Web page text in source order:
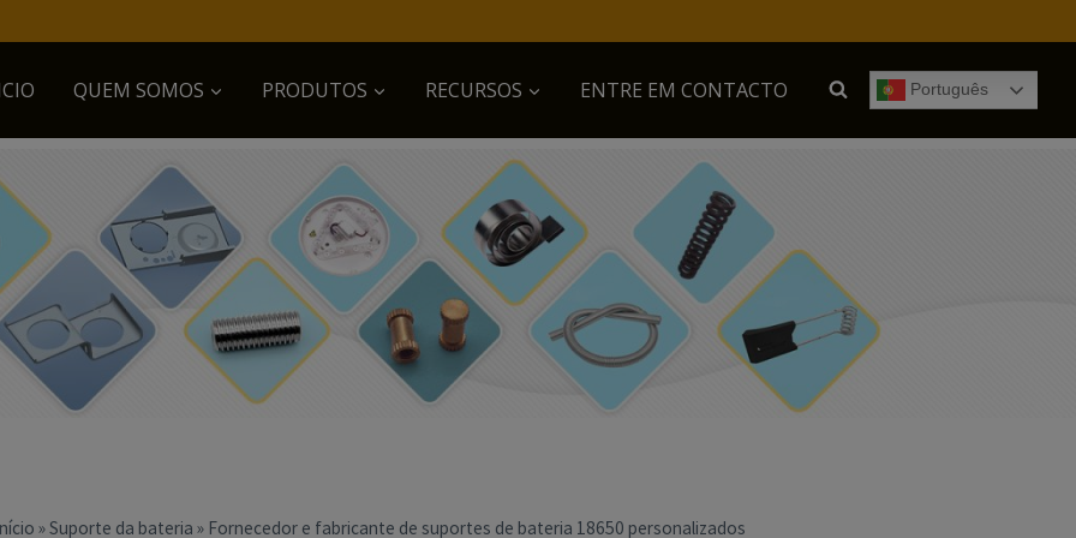
QUEM SOMOS​ PRODUTOS RECURSOS ENTRE EM CONTACTO Português
»Suporte da bateria » Fornecedor e fabricante de suportes de bateria 18650 personalizados